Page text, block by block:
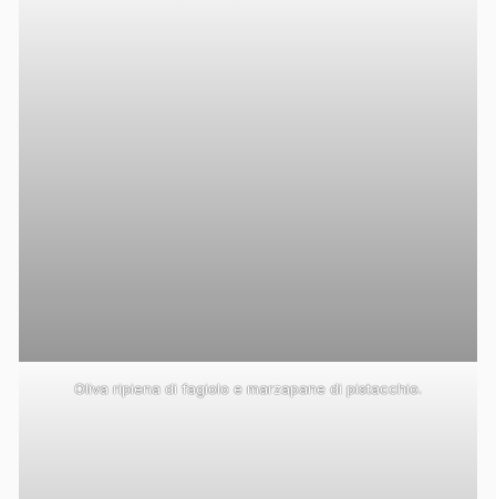
Oliva ripiena di fagiolo e marzapane di pistacchio.